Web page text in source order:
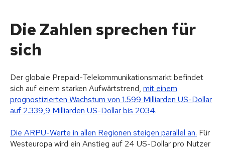
Die Zahlen sprechen für
sich
Der globale Prepaid-Telekommunikationsmarkt befindet
sich auf einem starken Aufwärtstrend, mit einem
prognostizierten Wachstum von 1.599 Milliarden US-Dollar
auf 2.339,9 Milliarden US-Dollar bis 2034.
Die ARPU-Werte in allen Regionen steigen parallel an. Für
Westeuropa wird ein Anstieg auf 24 US-Dollar pro Nutzer